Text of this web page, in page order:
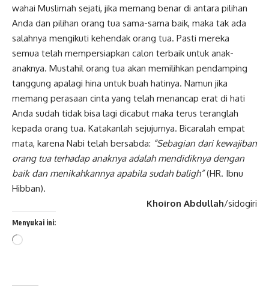
wahai Muslimah sejati, jika memang benar di antara pilihan
Anda dan pilihan orang tua sama-sama baik, maka tak ada
salahnya mengikuti kehendak orang tua. Pasti mereka
semua telah mempersiapkan calon terbaik untuk anak-
anaknya. Mustahil orang tua akan memilihkan pendamping
tanggung apalagi hina untuk buah hatinya. Namun jika
memang perasaan cinta yang telah menancap erat di hati
Anda sudah tidak bisa lagi dicabut maka terus teranglah
kepada orang tua. Katakanlah sejujurnya. Bicaralah empat
mata, karena Nabi telah bersabda: “Sebagian dari kewajiban
orang tua terhadap anaknya adalah mendidiknya dengan
baik dan menikahkannya apabila sudah baligh”(HR. Ibnu
Hibban).
Khoiron Abdullah/sidogiri
Menyukai ini:
Memuat...